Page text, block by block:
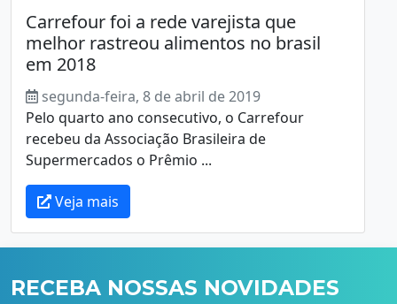
Carrefour foi a rede varejista que
melhor rastreou alimentos no brasil
em 2018
segunda-feira, 8 de abril de 2019
Pelo quarto ano consecutivo, o Carrefour
recebeu da Associação Brasileira de
Supermercados o Prêmio ...
Veja mais
RECEBA NOSSAS NOVIDADES